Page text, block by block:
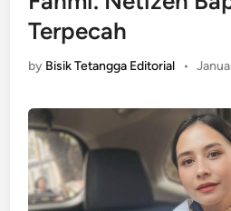
Terpecah
by Bisik Tetangga Editorial •